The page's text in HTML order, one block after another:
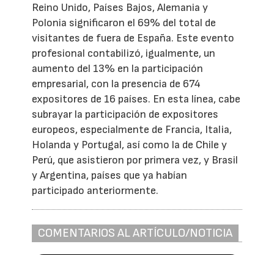
Reino Unido, Países Bajos, Alemania y
Polonia significaron el 69% del total de
visitantes de fuera de España. Este evento
profesional contabilizó, igualmente, un
aumento del 13% en la participación
empresarial, con la presencia de 674
expositores de 16 países. En esta línea, cabe
subrayar la participación de expositores
europeos, especialmente de Francia, Italia,
Holanda y Portugal, así como la de Chile y
Perú, que asistieron por primera vez, y Brasil
y Argentina, países que ya habían
participado anteriormente.
COMENTARIOS AL ARTÍCULO/NOTICIA